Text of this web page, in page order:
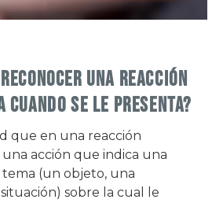
una reacción
cuando se le presenta?
que en una reacción
acción que indica una
tema (un objeto, una
sobre la cual le